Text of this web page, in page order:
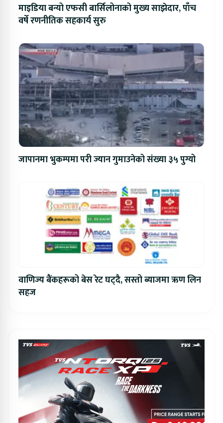
माइडिया बन्यो एफसी बार्सिलोनाको मुख्य साझेदार, पाँच
वर्षे रणनीतिक सहकार्य सुरु
जापानमा भुकम्पमा परी ज्यान गुमाउनेको संख्या ३५ पुग्यो
वाणिज्य बैंकहरूको बेस रेट घट्दै, सस्तो ब्याजमा ऋण लिन
सहज